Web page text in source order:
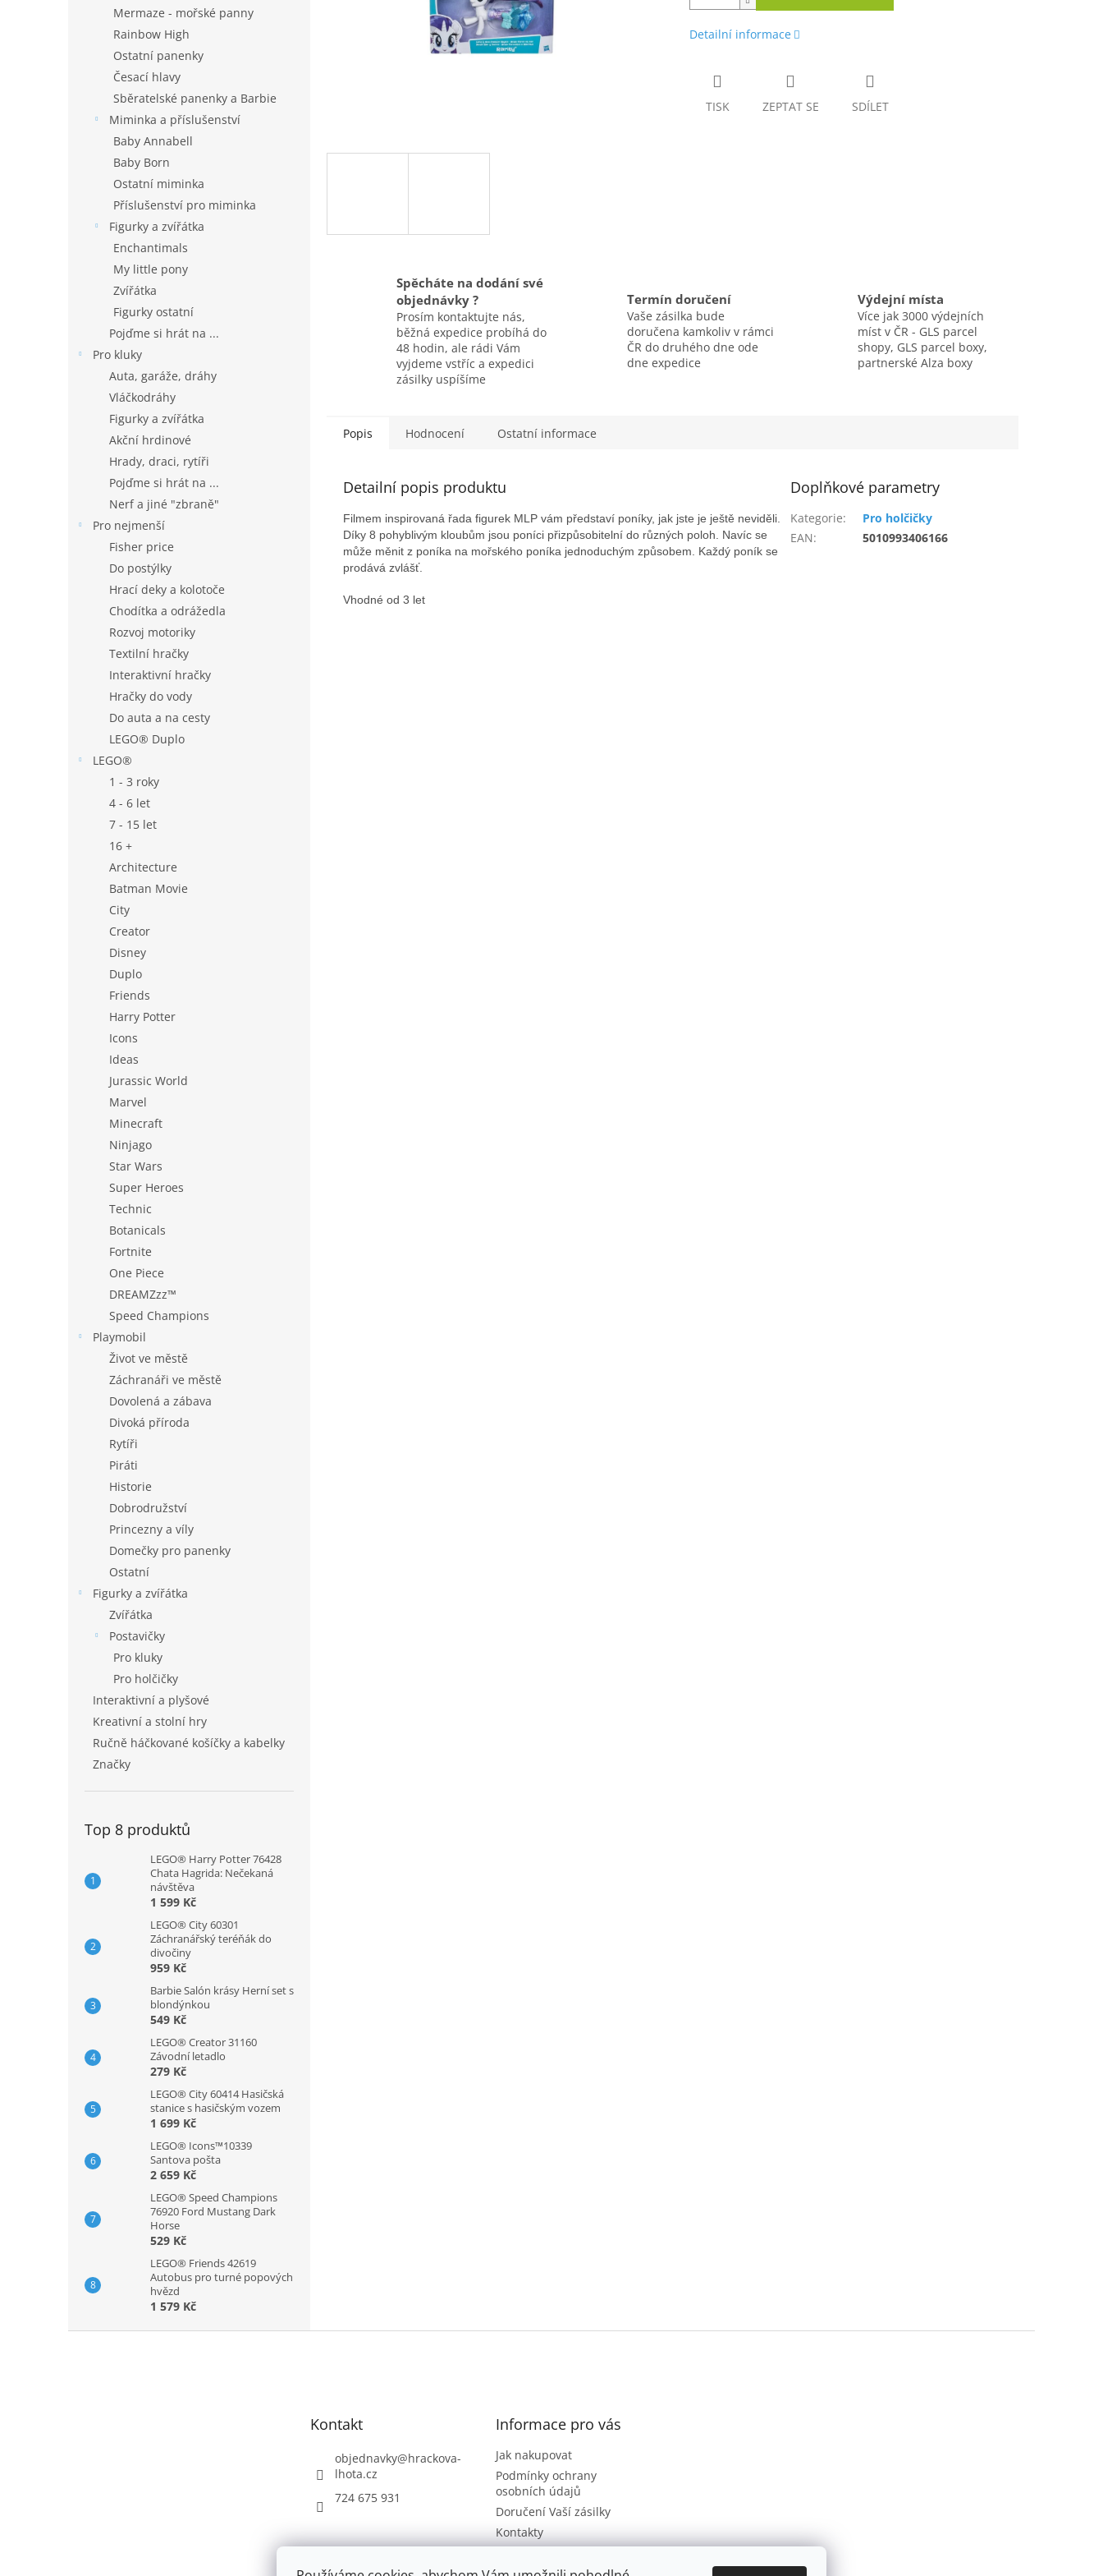
Mermaze - mořské panny
Rainbow High
Ostatní panenky
Česací hlavy
Sběratelské panenky a Barbie
Miminka a příslušenství
Baby Annabell
Baby Born
Ostatní miminka
Příslušenství pro miminka
Figurky a zvířátka
Enchantimals
My little pony
Zvířátka
Figurky ostatní
Pojďme si hrát na ...
Pro kluky
Auta, garáže, dráhy
Vláčkodráhy
Figurky a zvířátka
Akční hrdinové
Hrady, draci, rytíři
Pojďme si hrát na ...
Nerf a jiné "zbraně"
Pro nejmenší
Fisher price
Do postýlky
Hrací deky a kolotoče
Chodítka a odrážedla
Rozvoj motoriky
Textilní hračky
Interaktivní hračky
Hračky do vody
Do auta a na cesty
LEGO® Duplo
LEGO®
1 - 3 roky
4 - 6 let
7 - 15 let
16 +
Architecture
Batman Movie
City
Creator
Disney
Duplo
Friends
Harry Potter
Icons
Ideas
Jurassic World
Marvel
Minecraft
Ninjago
Star Wars
Super Heroes
Technic
Botanicals
Fortnite
One Piece
DREAMZzz™
Speed Champions
Playmobil
Život ve městě
Záchranáři ve městě
Dovolená a zábava
Divoká příroda
Rytíři
Piráti
Historie
Dobrodružství
Princezny a víly
Domečky pro panenky
Ostatní
Figurky a zvířátka
Zvířátka
Postavičky
Pro kluky
Pro holčičky
Interaktivní a plyšové
Kreativní a stolní hry
Ručně háčkované košíčky a kabelky
Značky
Top 8 produktů
LEGO® Harry Potter 76428
Chata Hagrida: Nečekaná
návštěva
1 599 Kč
LEGO® City 60301
Záchranářský teréňák do
divočiny
959 Kč
Barbie Salón krásy Herní set s
blondýnkou
549 Kč
LEGO® Creator 31160
Závodní letadlo
279 Kč
LEGO® City 60414 Hasičská
stanice s hasičským vozem
1 699 Kč
LEGO® Icons™10339
Santova pošta
2 659 Kč
LEGO® Speed Champions
76920 Ford Mustang Dark
Horse
529 Kč
LEGO® Friends 42619
Autobus pro turné popových
hvězd
1 579 Kč
Detailní informace
TISK ZEPTAT SE SDÍLET
Spěcháte na dodání své
objednávky ?
Prosím kontaktujte nás,
běžná expedice probíhá do
48 hodin, ale rádi Vám
vyjdeme vstříc a expedici
zásilky uspíšíme
Termín doručení
Vaše zásilka bude
doručena kamkoliv v rámci
ČR do druhého dne ode
dne expedice
Výdejní místa
Více jak 3000 výdejních
míst v ČR - GLS parcel
shopy, GLS parcel boxy,
partnerské Alza boxy
Popis Hodnocení Ostatní informace
Detailní popis produktu
Filmem inspirovaná řada figurek MLP vám představí poníky, jak jste je ještě neviděli.
Díky 8 pohyblivým kloubům jsou poníci přizpůsobitelní do různých poloh. Navíc se
může měnit z poníka na mořského poníka jednoduchým způsobem. Každý poník se
prodává zvlášť.
Vhodné od 3 let
Doplňkové parametry
Kategorie:
Pro holčičky
EAN: 5010993406166
Kontakt
objednavky@hrackova-
lhota.cz
724 675 931
Informace pro vás
Jak nakupovat
Podmínky ochrany
osobních údajů
Doručení Vaší zásilky
Kontakty